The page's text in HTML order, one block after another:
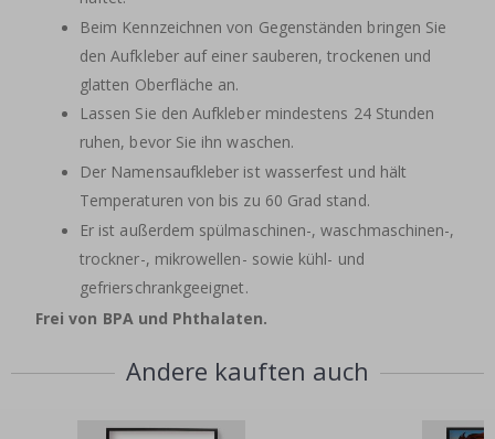
Beim Kennzeichnen von Gegenständen bringen Sie
den Aufkleber auf einer sauberen, trockenen und
glatten Oberfläche an.
Lassen Sie den Aufkleber mindestens 24 Stunden
ruhen, bevor Sie ihn waschen.
Der Namensaufkleber ist wasserfest und hält
Temperaturen von bis zu 60 Grad stand.
Er ist außerdem spülmaschinen-, waschmaschinen-,
trockner-, mikrowellen- sowie kühl- und
gefrierschrankgeeignet.
Frei von BPA und Phthalaten.
Andere kauften auch